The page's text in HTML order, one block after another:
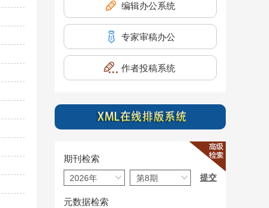
编辑办公系统
专家审稿办公
作者投稿系统
期刊检索
元数据检索